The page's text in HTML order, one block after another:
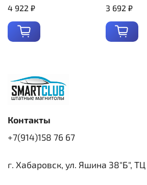
4 922 ₽ 3 692 ₽
Контакты
+7(914)158 76 67
г. Хабаровск, ул. Яшина 38"Б",